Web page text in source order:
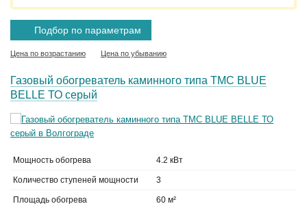
Подбор по параметрам
Цена по возрастанию Цена по убыванию
Газовый обогреватель каминного типа TMC BLUE
BELLE ТО серый
Мощность обогрева 4.2 кВт
Количество ступеней мощности 3
Площадь обогрева 60 м²